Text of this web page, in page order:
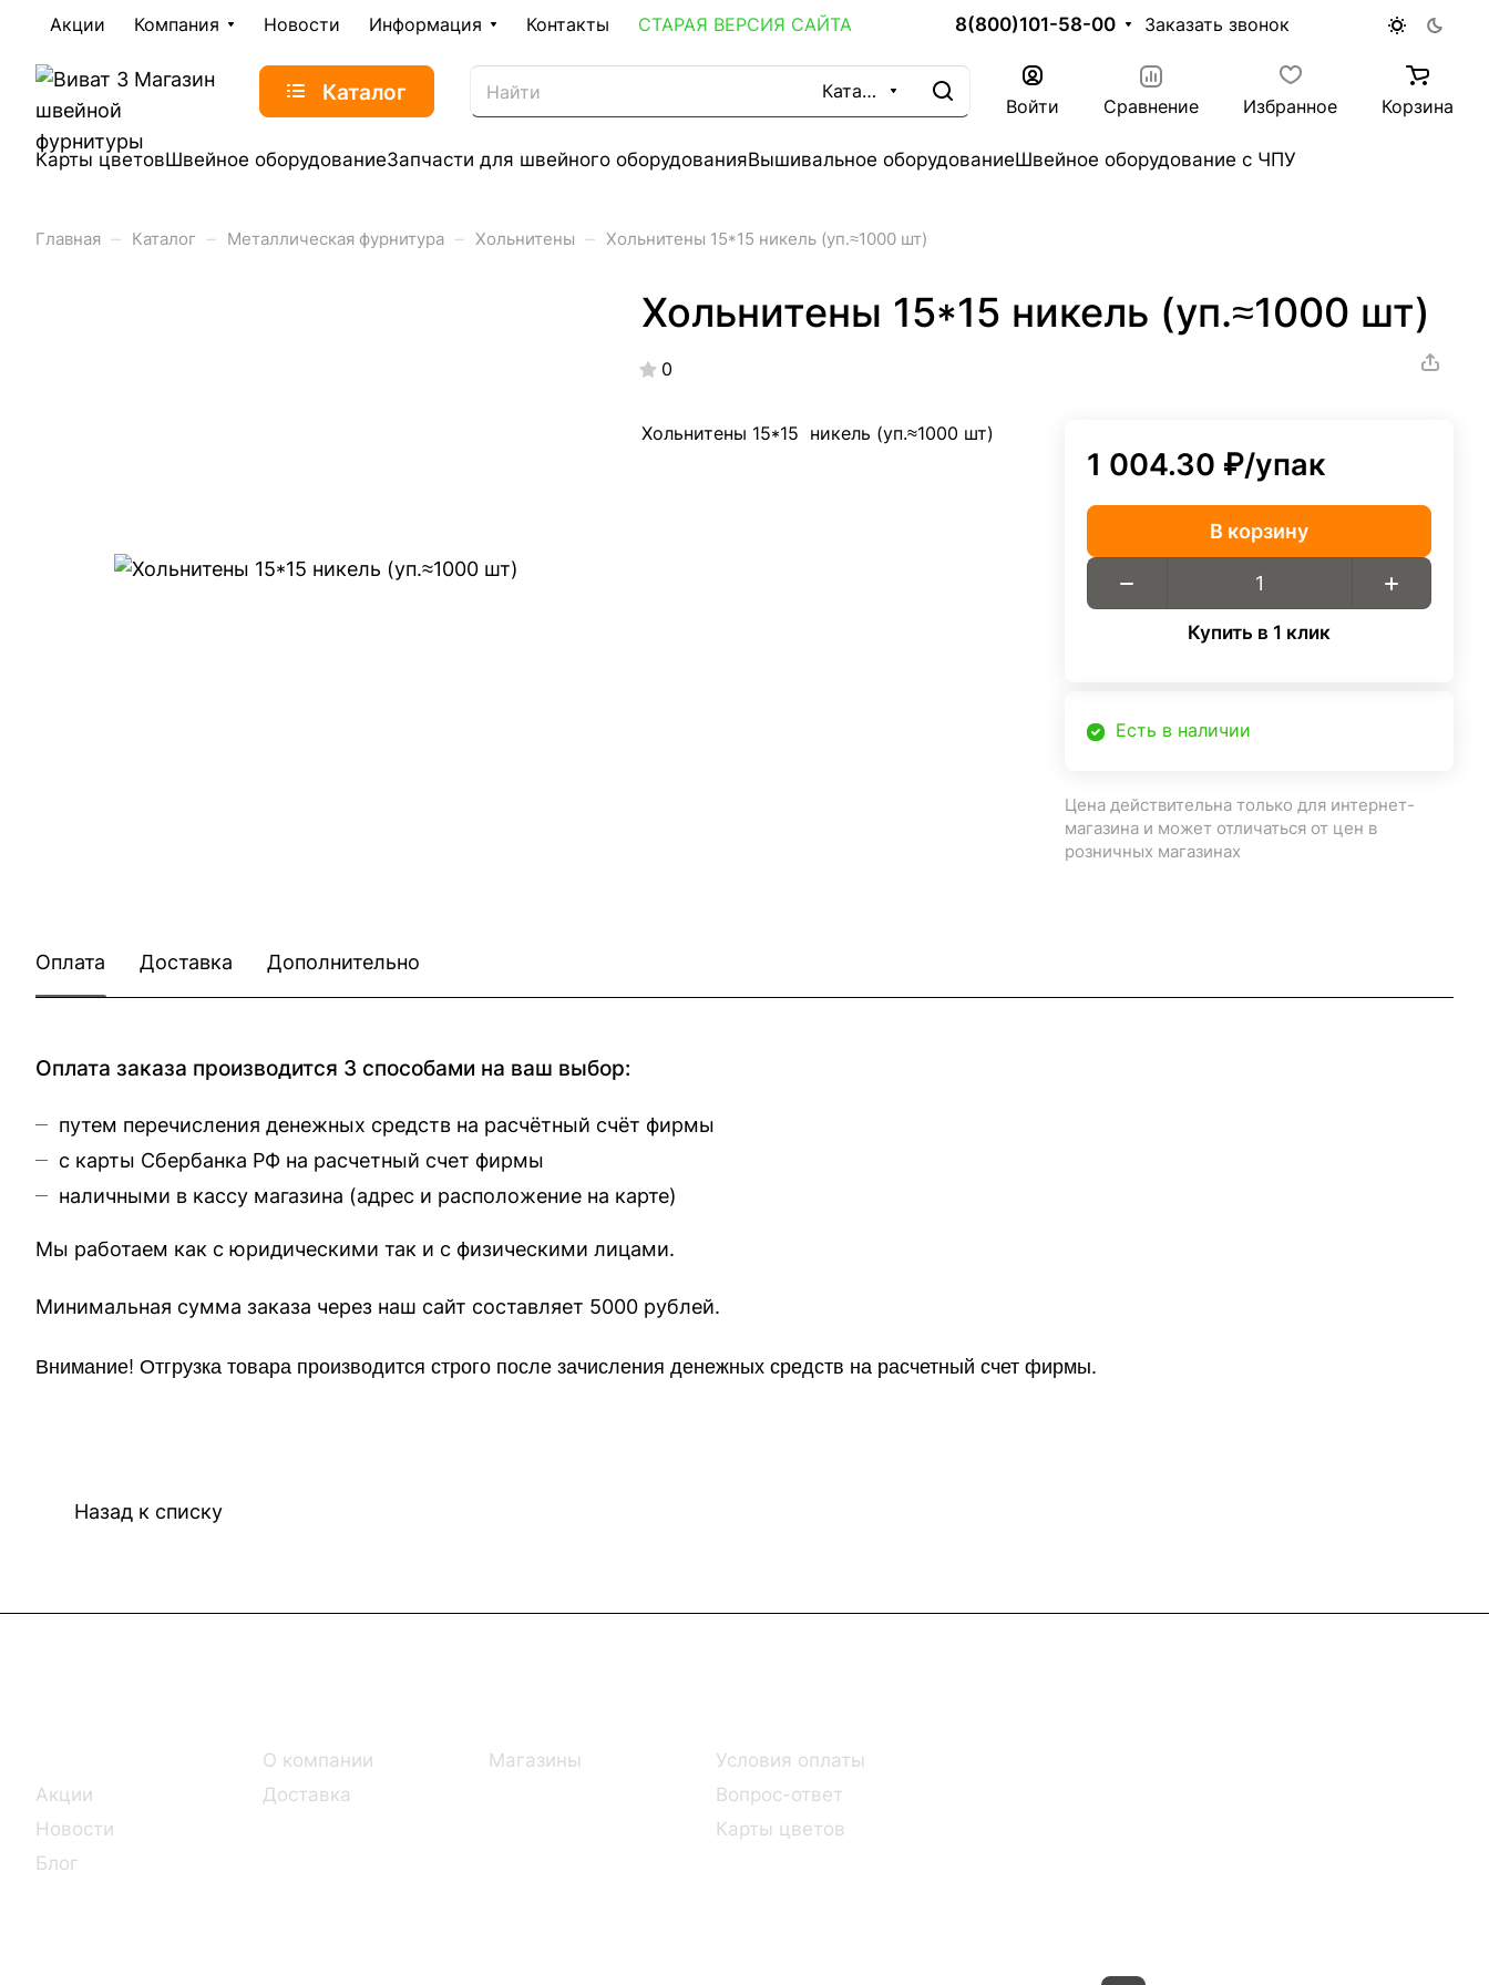
Акции Компания Новости Информация Контакты СТАРАЯ ВЕРСИЯ САЙТА 8(800)101-58-00 Заказать звонок
Каталог Каталог
Войти Сравнение Избранное Корзина
Карты цветовШвейное оборудованиеЗапчасти для швейного оборудованияВышивальное оборудованиеШвейное оборудование с ЧПУ
Главная – Каталог – Металлическая фурнитура – Хольнитены – Хольнитены 15*15 никель (уп.≈1000 шт)
Хольнитены 15*15 никель (уп.≈1000 шт)
0
Хольнитены 15*15 никель (уп.≈1000 шт)
1 004.30 ₽/упак
В корзину
Купить в 1 клик
Есть в наличии
Цена действительна только для интернет-
магазина и может отличаться от цен в
розничных магазинах
Оплата Доставка Дополнительно
Оплата заказа производится 3 способами на ваш выбор:
путем перечисления денежных средств на расчётный счёт фирмы
с карты Сбербанка РФ на расчетный счет фирмы
наличными в кассу магазина (адрес и расположение на карте)
Мы работаем как с юридическими так и с физическими лицами.
Минимальная сумма заказа через наш сайт составляет 5000 рублей.
Внимание! Отгрузка товара производится строго после зачисления денежных средств на расчетный счет фирмы.
Назад к списку
Акции
Новости
Блог
О компании
Доставка
Магазины
Условия оплаты
Вопрос-ответ
Карты цветов